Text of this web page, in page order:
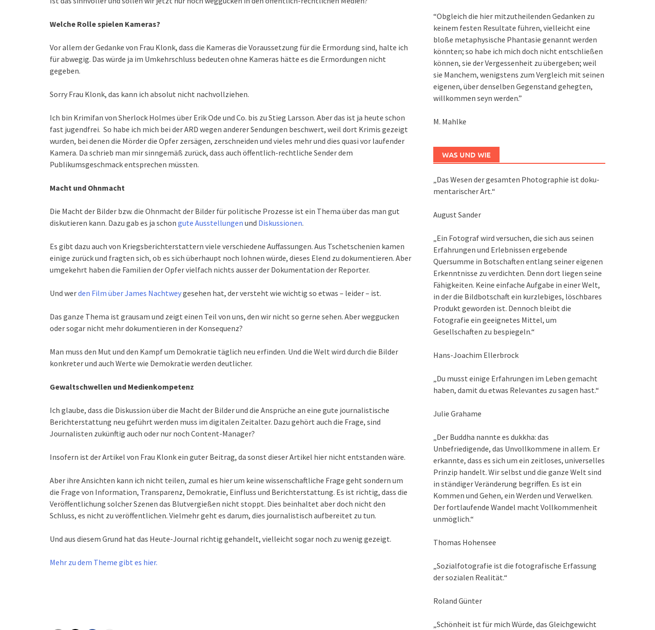
Welche Rolle spielen Kameras?
Vor allem der Gedanke von Frau Klonk, dass die Kameras die Voraussetzung für die Ermordung sind, halte ich
für abwegig. Das würde ja im Umkehrschluss bedeuten ohne Kameras hätte es die Ermordungen nicht
gegeben.
Sorry Frau Klonk, das kann ich absolut nicht nachvollziehen.
Ich bin Krimifan von Sherlock Holmes über Erik Ode und Co. bis zu Stieg Larsson. Aber das ist ja heute schon
fast jugendfrei. So habe ich mich bei der ARD wegen anderer Sendungen beschwert, weil dort Krimis gezeigt
wurden, bei denen die Mörder die Opfer zersägen, zerschneiden und vieles mehr und dies quasi vor laufender
Kamera. Da schrieb man mir sinngemäß zurück, dass auch öffentlich-rechtliche Sender dem
Publikumsgeschmack entsprechen müssten.
Macht und Ohnmacht
Die Macht der Bilder bzw. die Ohnmacht der Bilder für politische Prozesse ist ein Thema über das man gut
diskutieren kann. Dazu gab es ja schon gute Ausstellungen und Diskussionen.
Es gibt dazu auch von Kriegsberichterstattern viele verschiedene Auffassungen. Aus Tschetschenien kamen
einige zurück und fragten sich, ob es sich überhaupt noch lohnen würde, dieses Elend zu dokumentieren. Aber
umgekehrt haben die Familien der Opfer vielfach nichts ausser der Dokumentation der Reporter.
Und werden Film über James Nachtweygesehen hat, der versteht wie wichtig so etwas – leider – ist.
Das ganze Thema ist grausam und zeigt einen Teil von uns, den wir nicht so gerne sehen. Aber weggucken
oder sogar nicht mehr dokumentieren in der Konsequenz?
Man muss den Mut und den Kampf um Demokratie täglich neu erfinden. Und die Welt wird durch die Bilder
konkreter und auch Werte wie Demokratie werden deutlicher.
Gewaltschwellen und Medienkompetenz
Ich glaube, dass die Diskussion über die Macht der Bilder und die Ansprüche an eine gute journalistische
Berichterstattung neu geführt werden muss im digitalen Zeitalter. Dazu gehört auch die Frage, sind
Journalisten zukünftig auch oder nur noch Content-Manager?
Insofern ist der Artikel von Frau Klonk ein guter Beitrag, da sonst dieser Artikel hier nicht entstanden wäre.
Aber ihre Ansichten kann ich nicht teilen, zumal es hier um keine wissenschaftliche Frage geht sondern um
die Frage von Information, Transparenz, Demokratie, Einfluss und Berichterstattung. Es ist richtig, dass die
Veröffentlichung solcher Szenen das Blutvergießen nicht stoppt. Dies beinhaltet aber doch nicht den
Schluss, es nicht zu veröffentlichen. Vielmehr geht es darum, dies journalistisch aufbereitet zu tun.
Und aus diesem Grund hat das Heute-Journal richtig gehandelt, vielleicht sogar noch zu wenig gezeigt.
Mehr zu dem Theme gibt es hier.
“Obgleich die hier mitzutheilenden Gedanken zu
keinem festen Resultate führen, vielleicht eine
bloße metaphysische Phantasie genannt werden
könnten; so habe ich mich doch nicht entschließen
können, sie der Vergessenheit zu übergeben; weil
sie Manchem, wenigstens zum Vergleich mit seinen
eigenen, über denselben Gegenstand gehegten,
willkommen seyn werden.”
M. Mahlke
WAS UND WIE
„Das We­sen der ge­sam­ten Pho­to­gra­phie ist do­ku­
men­ta­ri­scher Art.“
August Sander
„Ein Fotograf wird versuchen, die sich aus seinen
Erfahrungen und Erlebnissen ergebende
Quersumme in Botschaften entlang seiner eigenen
Erkenntnisse zu verdichten. Denn dort liegen seine
Fähigkeiten. Keine einfache Aufgabe in einer Welt,
in der die Bildbotschaft ein kurzlebiges, löschbares
Produkt geworden ist. Dennoch bleibt die
Fotografie ein geeignetes Mittel, um
Gesellschaften zu bespiegeln.“
Hans-Joachim Ellerbrock
„Du musst einige Erfahrungen im Leben gemacht
haben, damit du etwas Relevantes zu sagen hast.“
Julie Grahame
„Der Buddha nannte es dukkha: das
Unbefriedigende, das Unvollkommene in allem. Er
erkannte, dass es sich um ein zeitloses, universelles
Prinzip handelt. Wir selbst und die ganze Welt sind
in ständiger Veränderung begriffen. Es ist ein
Kommen und Gehen, ein Werden und Verwelken.
Der fortlaufende Wandel macht Vollkommenheit
unmöglich.“
Thomas Hohensee
„Sozialfotografie ist die fotografische Erfassung
der sozialen Realität.“
Roland Günter
„Schönheit ist für mich Würde, das Gleichgewicht